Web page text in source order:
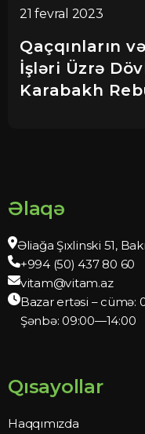
21 fevral 2023
Qaçqınların
İşləri Üzrə
Karabakh
Əlaqə
Əliağa Şıxlinski 51,
+994 (50) 437 80 60
vitam@vitam.az
Bazar ertəsi – cümə:
Şənbə: 09:00—14:00
Qısayollar
Haqqımızda